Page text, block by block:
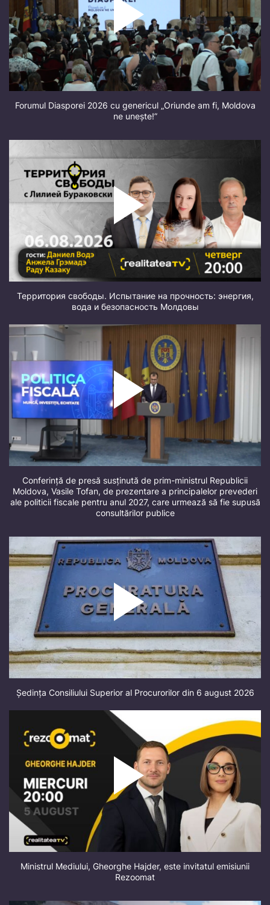
Forumul Diasporei 2026 cu genericul „Oriunde am fi, Moldova
ne unește!”
Территория свободы. Испытание на прочность: энергия,
вода и безопасность Молдовы
Conferință de presă susținută de prim-ministrul Republicii
Moldova, Vasile Tofan, de prezentare a principalelor prevederi
ale politicii fiscale pentru anul 2027, care urmează să fie supusă
consultărilor publice
Ședința Consiliului Superior al Procurorilor din 6 august 2026
Ministrul Mediului, Gheorghe Hajder, este invitatul emisiunii
Rezoomat